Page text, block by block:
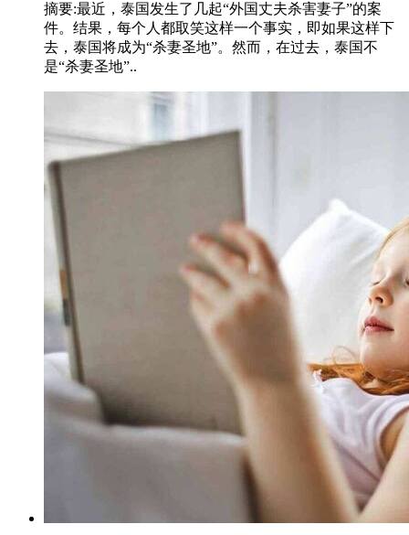
摘要:最近，泰国发生了几起“外国丈夫杀害妻子”的案
件。结果，每个人都取笑这样一个事实，即如果这样下
去，泰国将成为“杀妻圣地”。然而，在过去，泰国不
是“杀妻圣地”..